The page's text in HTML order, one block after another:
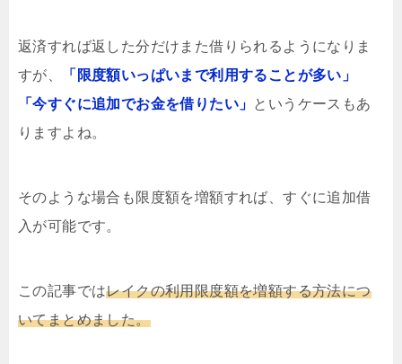
返済すれば返した分だけまた借りられるようになりま
すが、
「限度額いっぱいまで利用することが多い」
「今すぐに追加でお金を借りたい」 というケースもあ
りますよね。
そのような場合も限度額を増額すれば、すぐに追加借
入が可能です。
この記事ではレイクの利用限度額を増額する方法につ
いてまとめました。